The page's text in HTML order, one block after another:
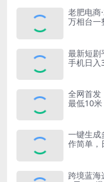
老肥电商
万相台一
最新短剧
手机日入
全网首发
最低10
一键生成
作简单，
跨境蓝海